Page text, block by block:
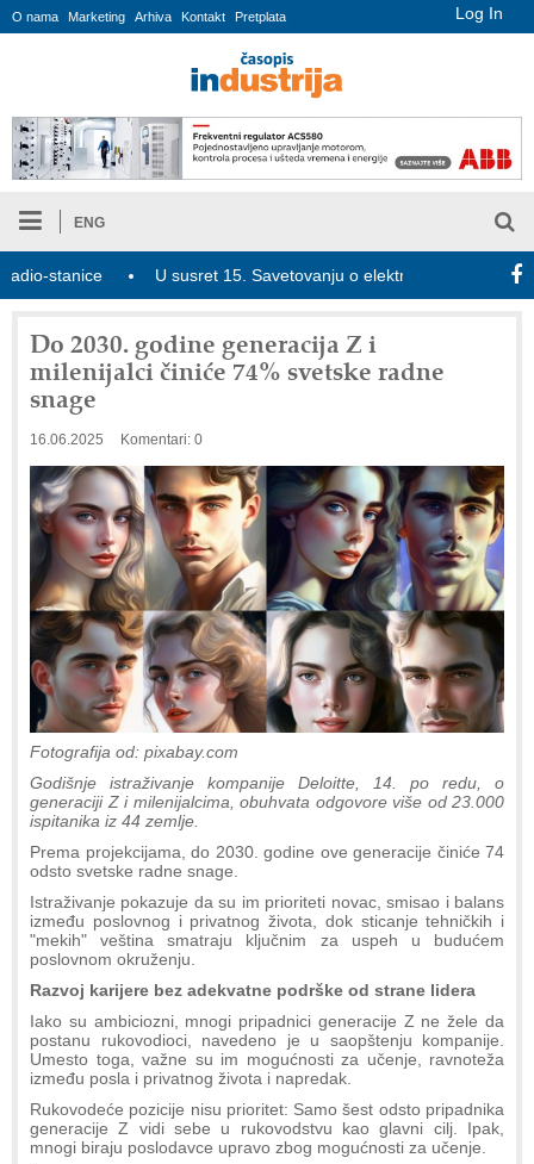
Log In
O nama Marketing Arhiva Kontakt Pretplata
ENG
U susret 15. Savetovanju o elektrodistributivnim
Do 2030. godine generacija Z i
milenijalci činiće 74% svetske radne
snage
16.06.2025 Komentari: 0
Fotografija od: pixabay.com
Godišnje istraživanje kompanije Deloitte, 14. po redu, o
generaciji Z i milenijalcima, obuhvata odgovore više od 23.000
ispitanika iz 44 zemlje.
Prema projekcijama, do 2030. godine ove generacije činiće 74
odsto svetske radne snage.
Istraživanje pokazuje da su im prioriteti novac, smisao i balans
između poslovnog i privatnog života, dok sticanje tehničkih i
"mekih" veština smatraju ključnim za uspeh u budućem
poslovnom okruženju.
Razvoj karijere bez adekvatne podrške od strane lidera
Iako su ambiciozni, mnogi pripadnici generacije Z ne žele da
postanu rukovodioci, navedeno je u saopštenju kompanije.
Umesto toga, važne su im mogućnosti za učenje, ravnoteža
između posla i privatnog života i napredak.
Rukovodeće pozicije nisu prioritet: Samo šest odsto pripadnika
generacije Z vidi sebe u rukovodstvu kao glavni cilj. Ipak,
mnogi biraju poslodavce upravo zbog mogućnosti za učenje.